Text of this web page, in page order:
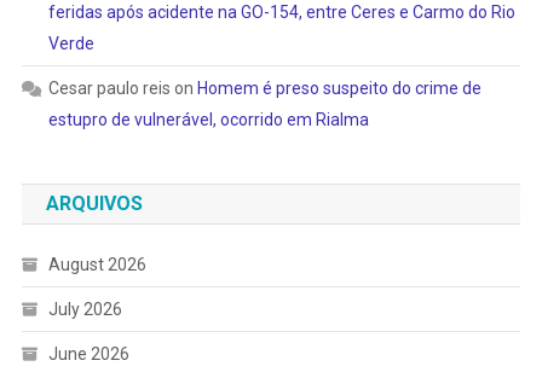
feridas após acidente na GO-154, entre Ceres e Carmo do Rio
Verde
Cesar paulo reis on Homem é preso suspeito do crime de
estupro de vulnerável, ocorrido em Rialma
ARQUIVOS
August 2026
July 2026
June 2026